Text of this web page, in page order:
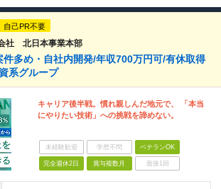
自己PR不要
社 北日本事業本部
件多め・自社内開発/年収700万円可/有休取得
系グループ
キャリア後半戦。慣れ親しんだ地元で、 「本当
にやりたい技術」への挑戦を諦めない。
未経験歓迎 学歴不問 ベテランOK
完全週休2日 賞与複数月 面接1回